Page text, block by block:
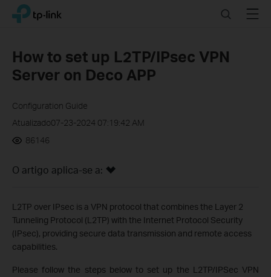
Click
navigation
TP-Link, Reliably Smart SearchMenu
How to set up L2TP/IPsec VPN
Server on Deco APP
Configuration Guide
Atualizado07-23-2024 07:19:42 AM
86146
O artigo aplica-se a:
L2TP over IPsec is a VPN protocol that combines the Layer 2
Tunneling Protocol (L2TP) with the Internet Protocol Security
(IPsec), providing secure data transmission and remote access
capabilities.
Please follow the steps below to set up the L2TP/IPSec VPN